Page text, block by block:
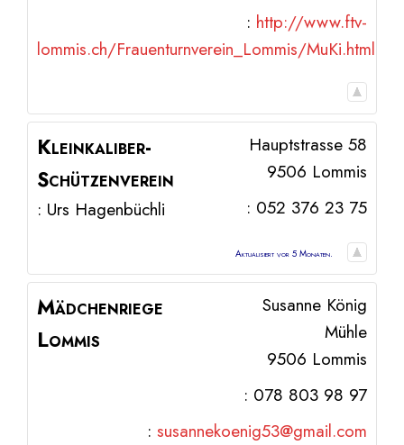
: http://www.ftv-
lommis.ch/Frauenturnverein_Lommis/MuKi.html
Kleinkaliber-
Schützenverein
: Urs Hagenbüchli
Hauptstrasse 58
9506 Lommis
: 052 376 23 75
Aktualisiert vor 5 Monaten.
Mädchenriege
Lommis
Susanne König
Mühle
9506 Lommis
: 078 803 98 97
: susannekoenig53@gmail.com